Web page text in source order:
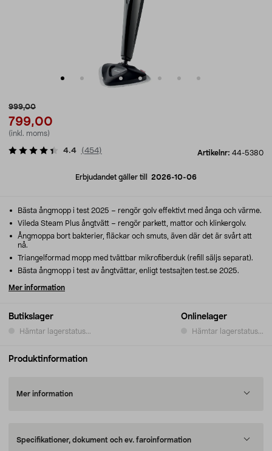
999,00
799,00
(inkl. moms)
Artikelnr: 44-5380
4.4 (454)
Erbjudandet gäller till 2026-10-06
Butikslager
Hämtar lagerstatus...
Onlinelager
Hämtar lagerstatus...
Bästa ångmopp i test 2025 – rengör golv effektivt med ånga och värme.
Vileda Steam Plus ångtvätt – rengör parkett, mattor och klinkergolv.
Ångmoppa bort bakterier, fläckar och smuts, även där det är svårt att
nå.
Triangelformad mopp med tvättbar mikrofiberduk (refill säljs separat).
Bästa ångmopp i test av ångtvättar, enligt testsajten test.se 2025.
Mer information
Produktinformation
Mer information
Specifikationer, dokument och ev. faroinformation